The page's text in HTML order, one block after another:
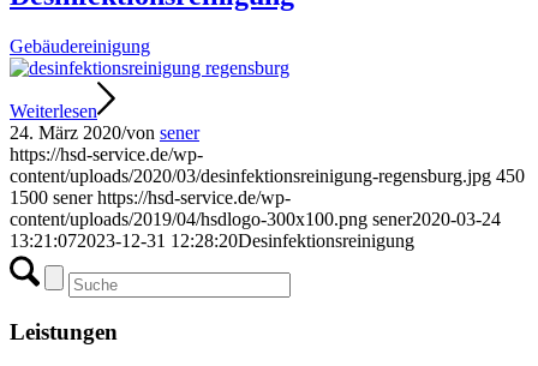
Gebäudereinigung
Weiterlesen
24. März 2020/von sener
https://hsd-service.de/wp-
content/uploads/2020/03/desinfektionsreinigung-regensburg.jpg 450
1500 sener https://hsd-service.de/wp-
content/uploads/2019/04/hsdlogo-300x100.png sener2020-03-24
13:21:072023-12-31 12:28:20Desinfektionsreinigung
Leistungen